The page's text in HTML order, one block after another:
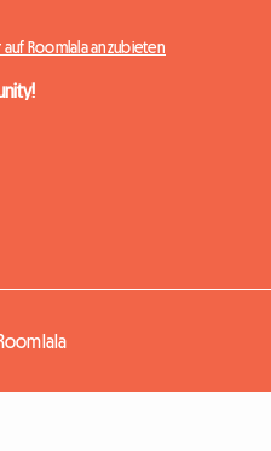
auf Roomlala anzubieten